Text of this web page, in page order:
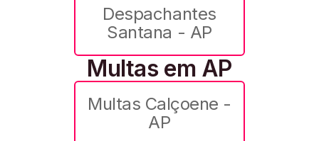
Despachantes
Santana - AP
Multas em AP
Multas Calçoene -
AP